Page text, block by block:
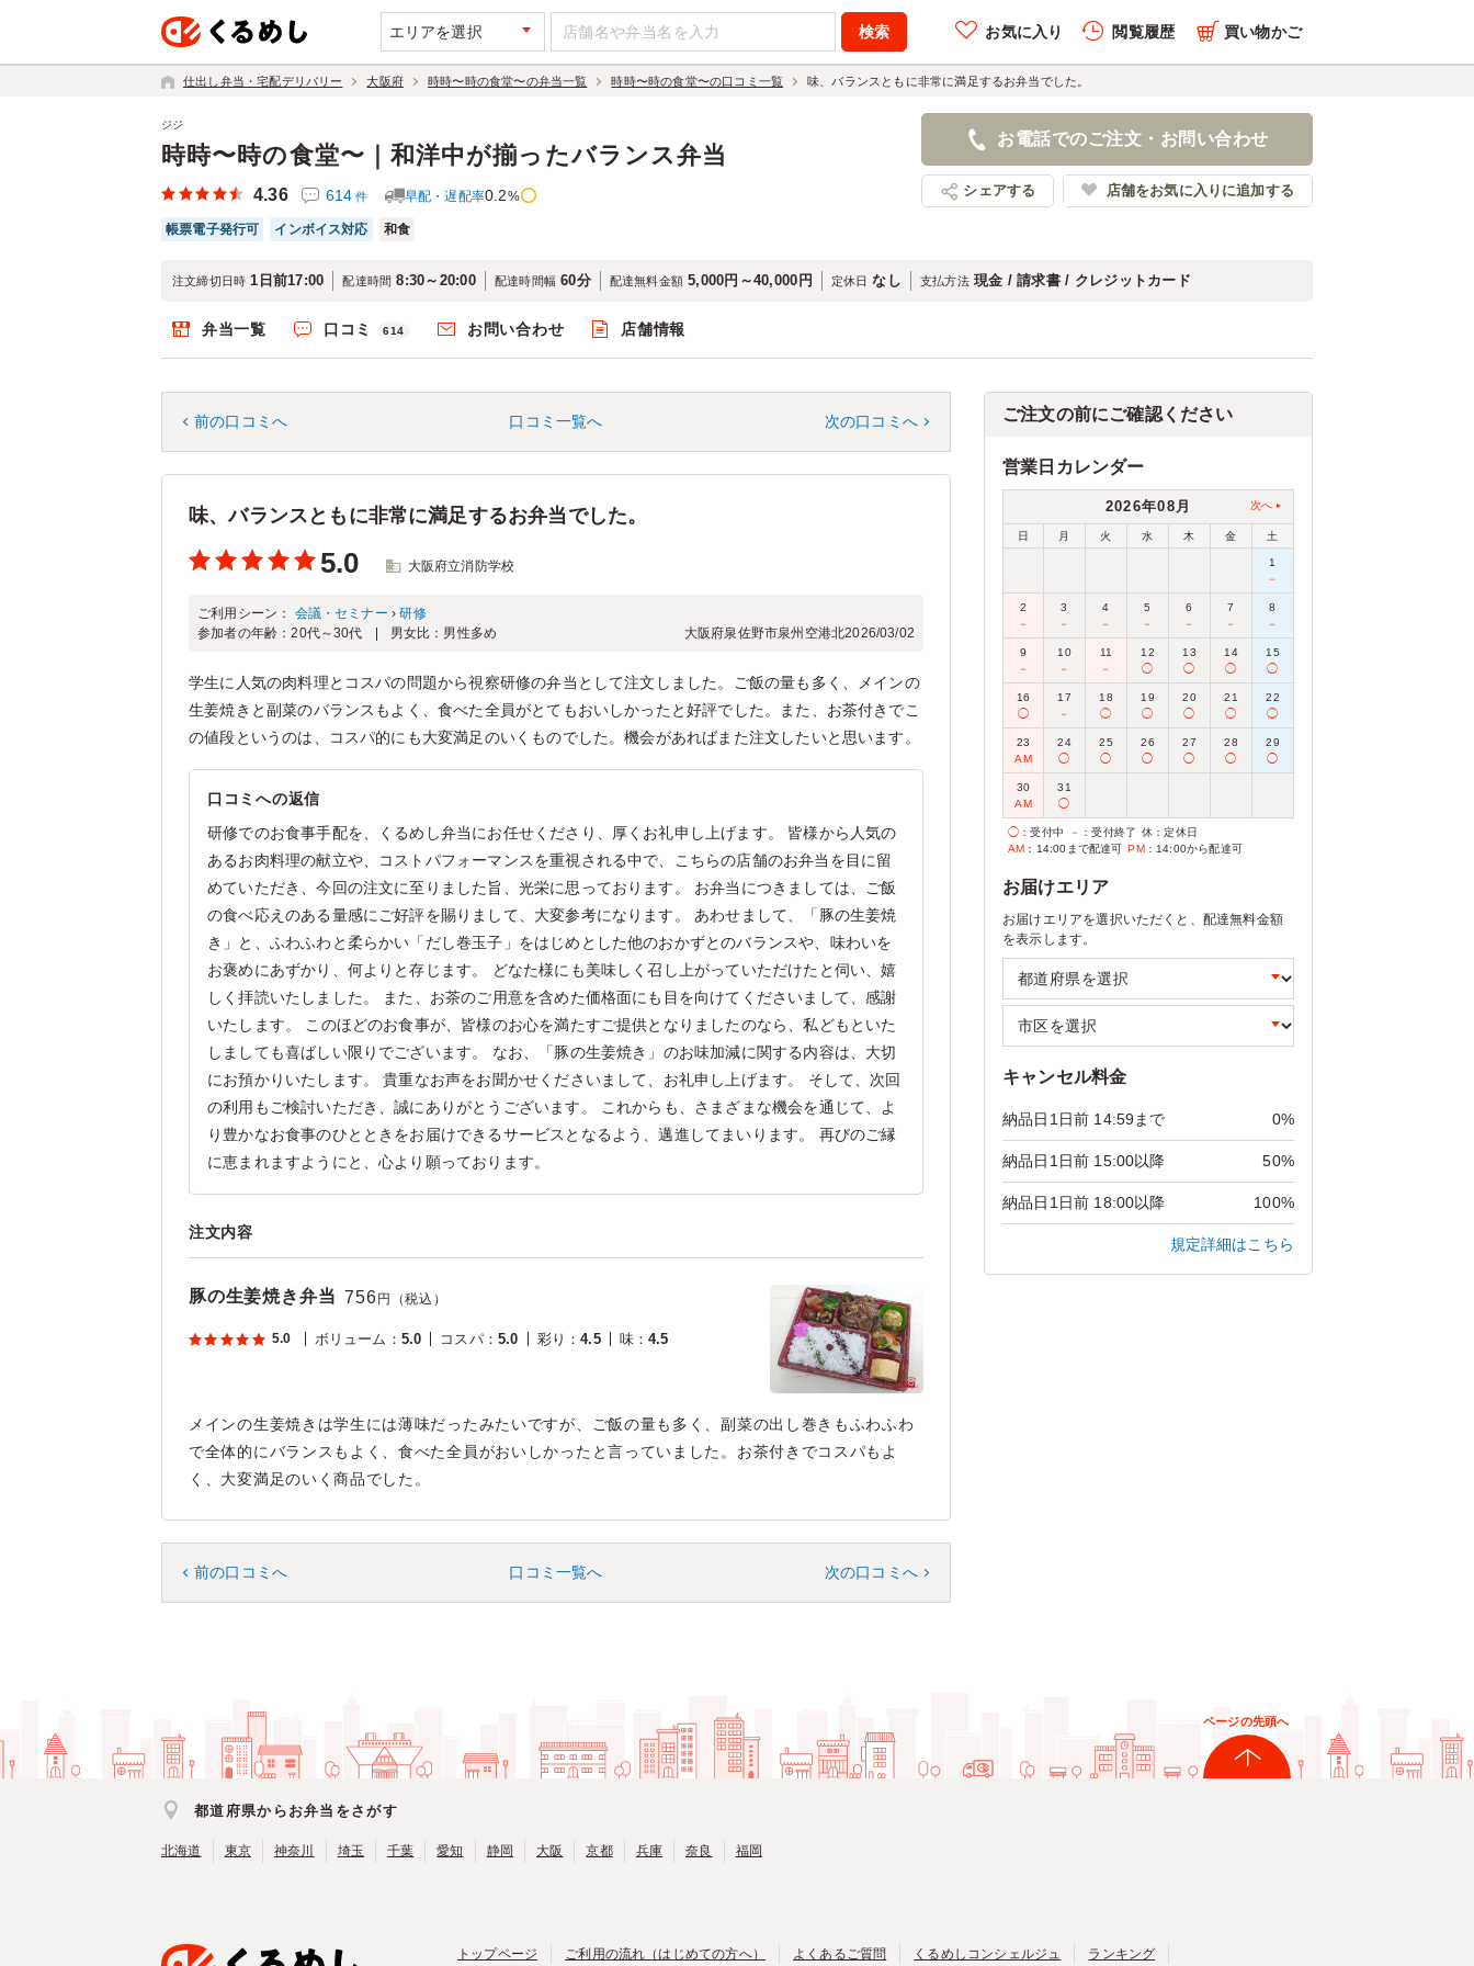
エリアを選択 お気に入り 閲覧履歴 買い物かご
仕出し弁当・宅配デリバリー 大阪府 時時〜時の食堂〜の弁当一覧 時時〜時の食堂〜の口コミ一覧 味、バランスともに非常に満足するお弁当でした。
時時〜時の食堂〜｜和洋中が揃ったバランス弁当
ジジ
4.36 614 件 早配・遅配率0.2%
帳票電子発行可 インボイス対応 和食
お電話でのご注文・お問い合わせ
シェアする 店舗をお気に入りに追加する
注文締切日時 1日前17:00 配達時間 8:30～20:00 配達時間幅 60分 配達無料金額 5,000円～40,000円 定休日 なし 支払方法 現金 / 請求書 / クレジットカード
弁当一覧 口コミ 614 お問い合わせ 店舗情報
前の口コミへ 口コミ一覧へ 次の口コミへ
味、バランスともに非常に満足するお弁当でした。
5.0 大阪府立消防学校
ご利用シーン： 会議・セミナー ›研修
参加者の年齢：20代～30代 男女比： 男性多め 大阪府泉佐野市泉州空港北2026/03/02
学生に人気の肉料理とコスパの問題から視察研修の弁当として注文しました。ご飯の量も多く、メインの
生姜焼きと副菜のバランスもよく、食べた全員がとてもおいしかったと好評でした。また、お茶付きでこ
の値段というのは、コスパ的にも大変満足のいくものでした。機会があればまた注文したいと思います。
口コミへの返信
研修でのお食事手配を、くるめし弁当にお任せくださり、厚くお礼申し上げます。 皆様から人気の
あるお肉料理の献立や、コストパフォーマンスを重視される中で、こちらの店舗のお弁当を目に留
めていただき、今回の注文に至りました旨、光栄に思っております。 お弁当につきましては、ご飯
の食べ応えのある量感にご好評を賜りまして、大変参考になります。 あわせまして、「豚の生姜焼
き」と、ふわふわと柔らかい「だし巻玉子」をはじめとした他のおかずとのバランスや、味わいを
お褒めにあずかり、何よりと存じます。 どなた様にも美味しく召し上がっていただけたと伺い、嬉
しく拝読いたしました。 また、お茶のご用意を含めた価格面にも目を向けてくださいまして、感謝
いたします。 このほどのお食事が、皆様のお心を満たすご提供となりましたのなら、私どもといた
しましても喜ばしい限りでございます。 なお、「豚の生姜焼き」のお味加減に関する内容は、大切
にお預かりいたします。 貴重なお声をお聞かせくださいまして、お礼申し上げます。 そして、次回
の利用もご検討いただき、誠にありがとうございます。 これからも、さまざまな機会を通じて、よ
り豊かなお食事のひとときをお届けできるサービスとなるよう、邁進してまいります。 再びのご縁
に恵まれますようにと、心より願っております。
注文内容
豚の生姜焼き弁当 756 円（税込）
5.0 ボリューム ： 5.0 コスパ： 5.0 彩り ：4.5 味：4.5
メインの生姜焼きは学生には薄味だったみたいですが、ご飯の量も多く、副菜の出し巻きもふわふわ
で全体的にバランスもよく、食べた全員がおいしかったと言っていました。お茶付きでコスパもよ
く、大変満足のいく商品でした。
前の口コミへ 口コミ一覧へ 次の口コミへ
ご注文の前にご確認ください
営業日カレンダー
2026年08月 次へ
日 月 火 水 木 金 土
1
－
2
－
3
－
4
－
5
－
6
－
7
－
8
－
9
－
10
－
11
－
12
◯
13
◯
14
◯
15
◯
16
◯
17
－
18
◯
19
◯
20
◯
21
◯
22
◯
23
AM
24
◯
25
◯
26
◯
27
◯
28
◯
29
◯
30
AM
31
◯
◯ ：受付中 － ：受付終了 休 ：定休日
AM ：14:00まで配達可 PM：14:00から配達可
お届けエリア
お届けエリアを選択いただくと、配達無料金額
を表示します。
キャンセル料金
納品日1日前 14:59まで 0%
納品日1日前 15:00以降 50%
納品日1日前 18:00以降 100%
規定詳細はこちら
ページの先頭へ
都道府県からお弁当をさがす
北海道 東京 神奈川 埼玉 千葉 愛知 静岡 大阪 京都 兵庫 奈良 福岡
トップページ ご利用の流れ（はじめての方へ） よくあるご質問 くるめしコンシェルジュ ランキング